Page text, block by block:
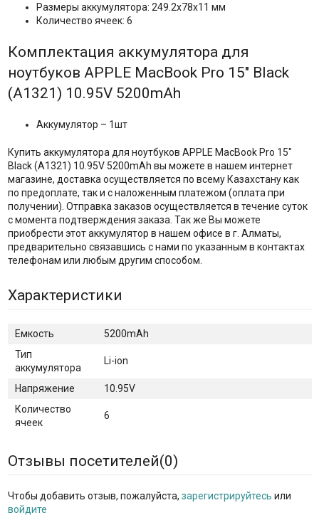
Размеры аккумулятора: 249.2x78x11 мм
Количество ячеек: 6
Комплектация аккумулятора для
ноутбуков APPLE MacBook Pro 15" Black
(A1321) 10.95V 5200mAh
Аккумулятор – 1шт
Купить аккумулятора для ноутбуков APPLE MacBook Pro 15"
Black (A1321) 10.95V 5200mAh вы можете в нашем интернет
магазине, доставка осуществляется по всему Казахстану как
по предоплате, так и с наложенным платежом (оплата при
получении). Отправка заказов осуществляется в течение суток
с момента подтверждения заказа. Так же Вы можете
приобрести этот аккумулятор в нашем офисе в г. Алматы,
предварительно связавшись с нами по указанным в контактах
телефонам или любым другим способом.
Характеристики
Емкость
5200mAh
Тип
аккумулятора
Li-ion
Напряжение
10.95V
Количество
ячеек
6
Отзывы посетителей(0)
Чтобы добавить отзыв, пожалуйста, зарегистрируйтесь или
войдите